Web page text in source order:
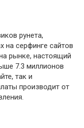
рунета,
на серфинге сайтов
рынке, настоящий
7.3 миллионов
так и
производит от